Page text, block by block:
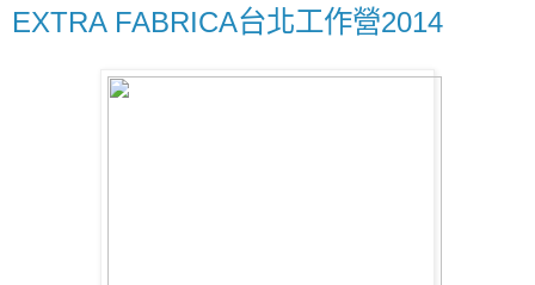
EXTRA FABRICA台北工作營2014